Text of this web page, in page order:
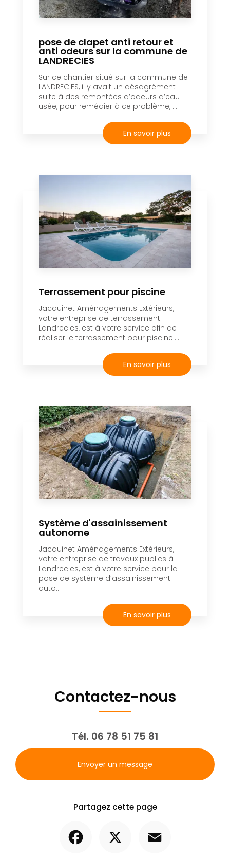
pose de clapet anti retour et
anti odeurs sur la commune de
LANDRECIES
Sur ce chantier situé sur la commune de
LANDRECIES, il y avait un désagrément
suite à des remontées d’odeurs d’eau
usée, pour remédier à ce problème, ...
En savoir plus
Terrassement pour piscine
Jacquinet Aménagements Extérieurs,
votre entreprise de terrassement
Landrecies, est à votre service afin de
réaliser le terrassement pour piscine....
En savoir plus
Système d'assainissement
autonome
Jacquinet Aménagements Extérieurs,
votre entreprise de travaux publics à
Landrecies, est à votre service pour la
pose de système d’assainissement
auto...
En savoir plus
Contactez-nous
Tél. 06 78 51 75 81
Envoyer un message
Partagez cette page